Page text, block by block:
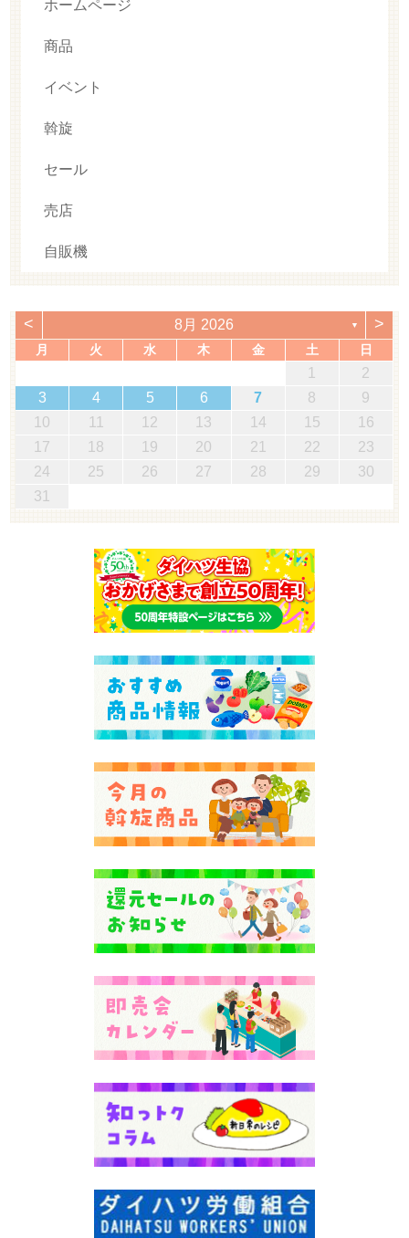
ホームページ
商品
イベント
斡旋
セール
売店
自販機
< 8月 2026 ▼ >
月 火 水 木 金 土 日
1
2
3
4 5 6 7 8
9
10
11 12 13 14 15
16
17
18 19 20 21 22
23
24
25 26 27 28 29
30
31